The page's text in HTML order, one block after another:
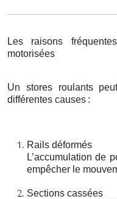
Les raisons
motorisées
Un stores roulants
différentes causes :
Rails déformés
L’accumulation de
empêcher le
Sections cassées